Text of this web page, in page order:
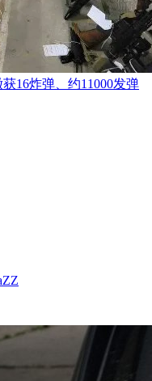
16炸弹、约11000发弹